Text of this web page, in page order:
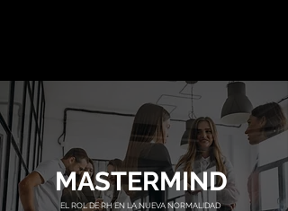
MASTERMIND
EL ROL DE RH EN LA NUEVA NORMALIDAD